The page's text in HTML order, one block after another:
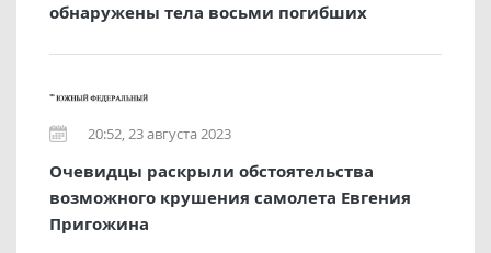
обнаружены тела восьми погибших
20:52, 23 августа 2023
Очевидцы раскрыли обстоятельства
возможного крушения самолета Евгения
Пригожина